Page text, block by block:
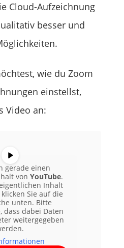
Cloud-Aufzeichnung
besser und
wie du Zoom
einstellst,
Video an:
gerade einen
von YouTube.
Inhalt
Sie auf die
unten. Bitte
dass dabei Daten
weitergegeben